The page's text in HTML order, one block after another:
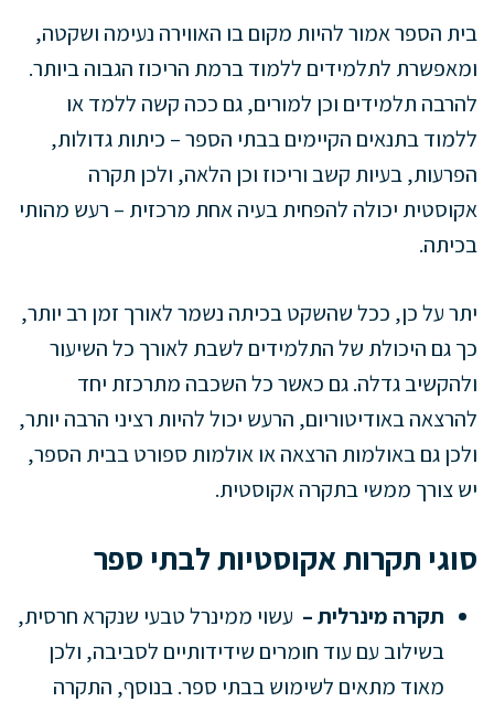
בית הספר אמור להיות מקום בו האווירה נעימה ושקטה,
ומאפשרת לתלמידים ללמוד ברמת הריכוז הגבוה ביותר.
להרבה תלמידים וכן למורים, גם ככה קשה ללמד או
ללמוד בתנאים הקיימים בבתי הספר – כיתות גדולות,
הפרעות, בעיות קשב וריכוז וכן הלאה, ולכן תקרה
אקוסטית יכולה להפחית בעיה אחת מרכזית – רעש מהותי
בכיתה.
יתר על כן, ככל שהשקט בכיתה נשמר לאורך זמן רב יותר,
כך גם היכולת של התלמידים לשבת לאורך כל השיעור
ולהקשיב גדלה. גם כאשר כל השכבה מתרכזת יחד
להרצאה באודיטוריום, הרעש יכול להיות רציני הרבה יותר,
ולכן גם באולמות הרצאה או אולמות ספורט בבית הספר,
יש צורך ממשי בתקרה אקוסטית.
סוגי תקרות אקוסטיות לבתי ספר
תקרה מינרלית – עשוי ממינרל טבעי שנקרא חרסית,
בשילוב עם עוד חומרים שידידותיים לסביבה, ולכן
מאוד מתאים לשימוש בבתי ספר. בנוסף, התקרה